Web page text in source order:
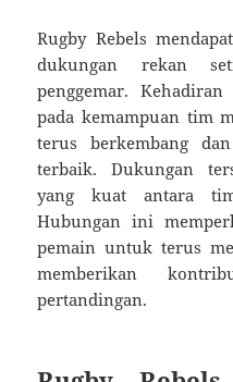
Rugby Rebels
dukungan rekan
penggemar.
pada kemampuan tim
terus berkembang
terbaik. Dukungan
yang kuat antara
Hubungan ini
pemain untuk terus
memberikan
pertandingan.